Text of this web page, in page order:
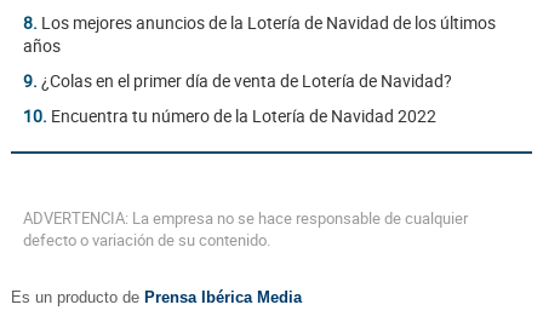
8. Los mejores anuncios de la Lotería de Navidad de los últimos
años
9. ¿Colas en el primer día de venta de Lotería de Navidad?
10. Encuentra tu número de la Lotería de Navidad 2022
ADVERTENCIA: La empresa no se hace responsable de cualquier
defecto o variación de su contenido.
Es un producto de Prensa Ibérica Media